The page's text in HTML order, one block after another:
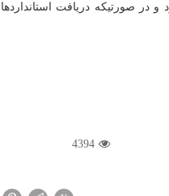
و در صورتیكه دریافت
4394